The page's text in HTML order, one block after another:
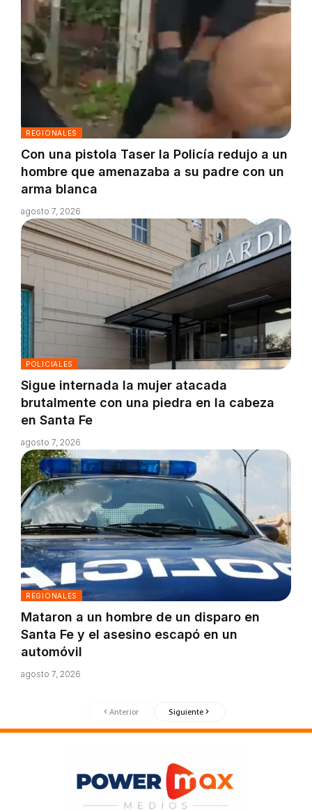
REGIONALES
Con una pistola Taser la Policía redujo a un
hombre que amenazaba a su padre con un
arma blanca
agosto 7, 2026
POLICIALES
Sigue internada la mujer atacada
brutalmente con una piedra en la cabeza
en Santa Fe
agosto 7, 2026
REGIONALES
Mataron a un hombre de un disparo en
Santa Fe y el asesino escapó en un
automóvil
agosto 7, 2026
Anterior Siguiente